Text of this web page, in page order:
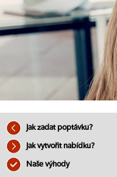
Jak zadat poptávku?
Jak vytvořit nabídku?
Naše výhody